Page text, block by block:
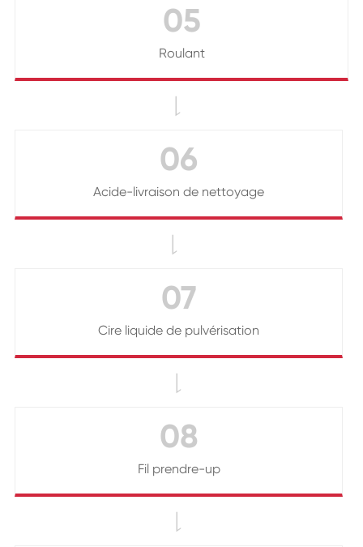
05
Roulant

06
Acide-livraison de nettoyage

07
Cire liquide de pulvérisation

08
Fil prendre-up
